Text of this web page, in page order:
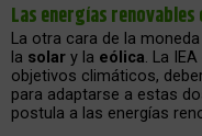
Las energías
La otra cara de la
la solar y la eólica. La
objetivos climáticos,
para adaptarse a estas
postula a las energías